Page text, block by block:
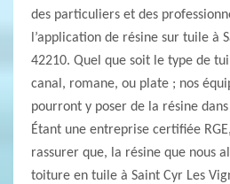
des particuliers et des
l’application de résine sur tuile à
42210. Quel que soit le type de
canal, romane, ou plate ; nos
pourront y poser de la résine
Étant une entreprise certifiée
rassurer que, la résine que nous
toiture en tuile à Saint Cyr Les